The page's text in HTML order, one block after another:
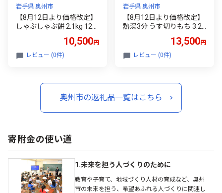
岩手県 奥州市
【8月12日より価格改定】
しゃぶしゃぶ餅 2.1kg 12袋
水稲もち米使用 お餅 簡単
調理 しゃぶしゃぶ 焼き料
10,500円
レビュー (0件)
岩手県 奥州市
【8月12日より価格改定】
熱湯3分 うす切りもち 3.2k
マ 国産水稲もち米使用 う
す切りタイプ お餅 簡単調
13,500円
レビュー (0件)
奥州市の返礼品一覧はこちら
寄附金の使い道
1.未来を担う人づくりのために
教育や子育て、地域づくり人材の育成など、奥州
市の未来を担う、希望あふれる人づくりに関連し